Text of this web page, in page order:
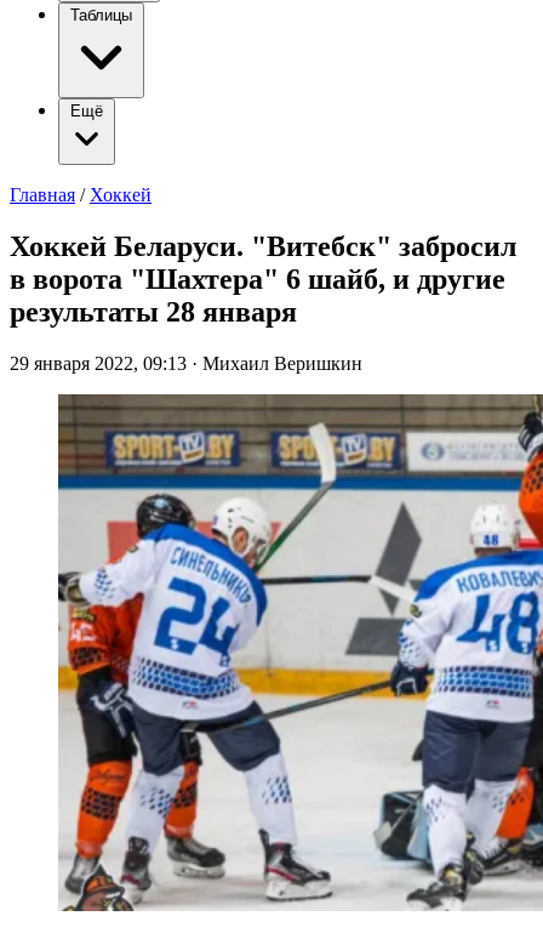
Таблицы
Ещё
Главная / Хоккей
Хоккей Беларуси. "Витебск" забросил
в ворота "Шахтера" 6 шайб, и другие
результаты 28 января
29 января 2022, 09:13 · Михаил Веришкин